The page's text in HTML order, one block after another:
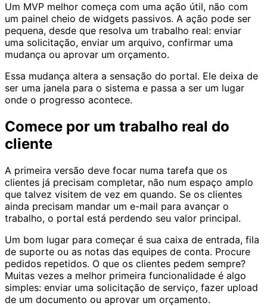
Um MVP melhor começa com uma ação útil, não com
um painel cheio de widgets passivos. A ação pode ser
pequena, desde que resolva um trabalho real: enviar
uma solicitação, enviar um arquivo, confirmar uma
mudança ou aprovar um orçamento.
Essa mudança altera a sensação do portal. Ele deixa de
ser uma janela para o sistema e passa a ser um lugar
onde o progresso acontece.
Comece por um trabalho real do
cliente
A primeira versão deve focar numa tarefa que os
clientes já precisam completar, não num espaço amplo
que talvez visitem de vez em quando. Se os clientes
ainda precisam mandar um e-mail para avançar o
trabalho, o portal está perdendo seu valor principal.
Um bom lugar para começar é sua caixa de entrada, fila
de suporte ou as notas das equipes de conta. Procure
pedidos repetidos. O que os clientes pedem sempre?
Muitas vezes a melhor primeira funcionalidade é algo
simples: enviar uma solicitação de serviço, fazer upload
de um documento ou aprovar um orçamento.